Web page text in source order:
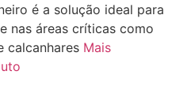
é a solução ideal para
nas áreas críticas como
calcanhares Mais